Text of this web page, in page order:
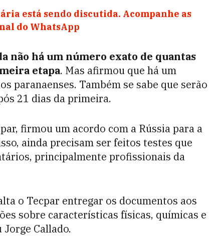
está sendo discutida. Acompanhe as
do WhatsApp
não há um número exato de quantas
etapa. Mas afirmou que há um
paranaenses. Também se sabe que serão
21 dias da primeira.
firmou um acordo com a Rússia para a
ainda precisam ser feitos testes que
principalmente profissionais da
o Tecpar entregar os documentos aos
sobre características físicas, químicas e
Callado.